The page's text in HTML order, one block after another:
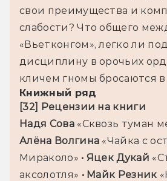
свои преимущества и
слабости? Что общего
«Вьетконгом», легко ли
дисциплину в орочьих
кличем гномы бросаются в
Книжный ряд
Надя Сова «Сквозь туман
Алёна Волгина «Чайка с
Мираколо» • Яцек Дукай
аксолотля» • Майк Резник